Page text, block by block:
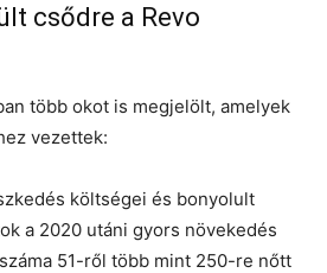
csődre a Revo
több okot is megjelölt, amelyek
vezettek:
költségei és bonyolult
a 2020 utáni gyors növekedés
51-ről több mint 250-re nőtt